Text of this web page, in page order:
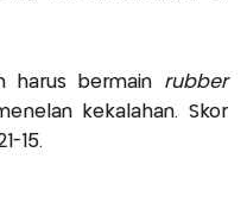
harus bermain rubber
kekalahan. Skor
15.